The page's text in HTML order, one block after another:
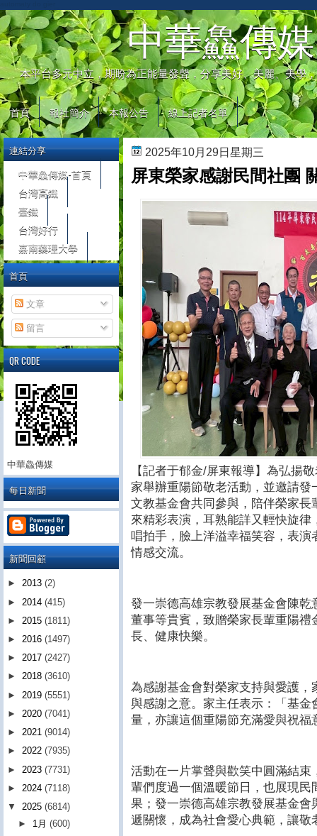
中華鱻傳媒
本平台多元中立，期盼為正能量發聲，分享美好、美麗、美學
首頁 報社簡介 本報公告 線上記者名單
2025年10月29日星期三
屏東榮家感謝民間社團
【記者于郁金/屏東報導】為弘揚
家舉辦重陽節敬老活動，並邀請
文教基金會共同參與，陪伴榮家
來精彩表演，耳熟能詳又輕快旋
唱拍手，臉上洋溢幸福笑容，表
情感交流。
發一崇德高雄宗教發展基金會陳
董事等貴賓，致贈榮家長輩重陽
長、健康快樂。
為感謝基金會對榮家支持與愛護
與感謝之意。家主任表示：「基
量，亦讓這個重陽節充滿愛與祝福
活動在一片掌聲與歡笑中圓滿結
輩們度過一個溫暖節日，也展現
果；發一崇德高雄宗教發展基金
遞關懷，成為社會愛心典範，讓
連結分享
中華鱻傳媒-首頁
台灣高鐵
臺鐵
台灣好行
嘉南藥理大學
首頁
文章
留言
QR CODE
中華鱻傳媒
每日新聞
新聞回顧
► 2013 (2)
► 2014 (415)
► 2015 (1811)
► 2016 (1497)
► 2017 (2427)
► 2018 (3610)
► 2019 (5551)
► 2020 (7041)
► 2021 (9014)
► 2022 (7935)
► 2023 (7731)
► 2024 (7118)
▼ 2025 (6814)
► 1月(600)